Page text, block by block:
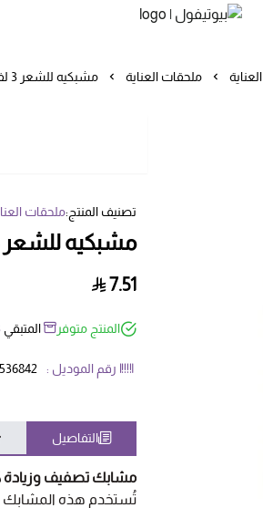
بيوتيفول
العناية ملحقات العناية مشبكيه للشعر 3 لفافات
تصنيف المنتج:ملحقات
مشبكيه للشعر 3 لفافات
7.51
المنتج متوفر المتبقي
رقم الموديل :
التفاصيل
مشابك تصفيف وزيادة
تُستخدم هذه المشابك